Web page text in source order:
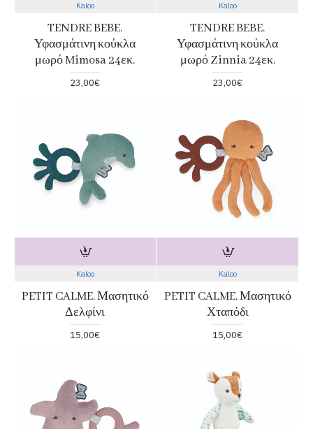
Kaloo
TENDRE BEBE.
Υφασμάτινη κούκλα
μωρό Mimosa 24εκ.
23,00€
Kaloo
TENDRE BEBE.
Υφασμάτινη κούκλα
μωρό Zinnia 24εκ.
23,00€
Kaloo
PETIT CALME. Μασητικό
Δελφίνι
15,00€
Kaloo
PETIT CALME. Μασητικό
Χταπόδι
15,00€